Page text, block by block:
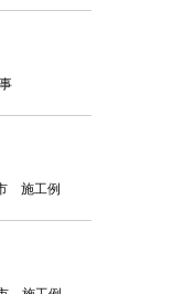
施工例